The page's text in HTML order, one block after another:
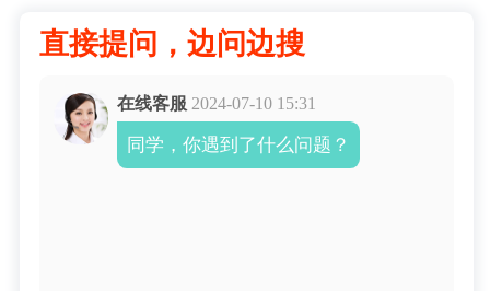
直接提问，边问边搜
在线客服 2024-07-10 15:31
同学，你遇到了什么问题？